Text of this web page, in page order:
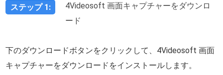
ステップ 1:
4Videosoft 画面キャプチャーをダウンロ
ード
下のダウンロードボタンをクリックして、4Videosoft 画面
キャプチャーをダウンロードをインストールします。